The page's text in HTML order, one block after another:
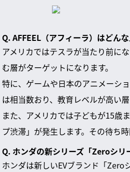
Q. AFFEEL（アフィーラ）はどん
アメリカではテスラが当たり前に
む層がターゲットになります。
特に、ゲームや日本のアニメーシ
は相当数おり、教育レベルが高い
また、アメリカでは子どもが15歳
プ渋滞」が発生します。その待ち
Q. ホンダの新シリーズ「Zeroシリ
ホンダは新しいEVブランド「Zero